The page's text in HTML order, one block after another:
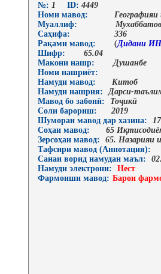
№: 1 ID: 4449
Номи мавод:
Муаллиф:
Саҳифа:
336
Рақами мавод:
(Дидани
Шифр:
65.04
Макони нашр:
Душанбе
Номи нашриёт:
Намуди мавод:
Китоб
Намуди нашрия:
Дарси-
Мавод бо забонӣ:
Тоҷикӣ
Соли барориш:
2019
Шумораи мавод дар хазина:
Соҳаи мавод:
65
Зерсоҳаи мавод:
65. Назарияи
Тафсири мавод (Аннотация):
Санаи ворид намудан маъл:
Намуди электрони:
Нест
Фармоиши мавод: Барои